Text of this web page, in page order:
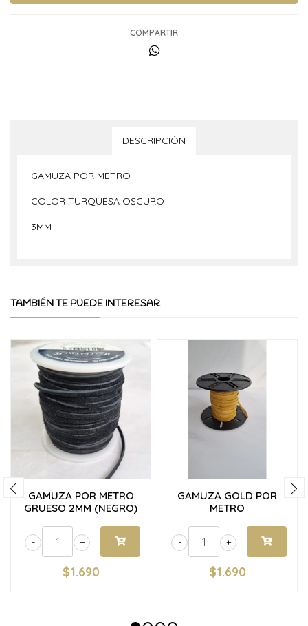
COMPARTIR
DESCRIPCIÓN
GAMUZA POR METRO
COLOR TURQUESA OSCURO
3MM
TAMBIÉN TE PUEDE INTERESAR
GAMUZA POR METRO
GRUESO 2MM (NEGRO)
+
-
$1.690
GAMUZA GOLD POR
METRO
+
-
$1.690